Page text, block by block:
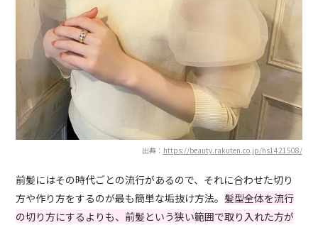
出典： https://beauty.rakuten.co.jp/hs1421508/
前髪にはその時代ごとの流行があるので、それに合わせた切り
方や作り方をするのが最も簡単な垢抜け方法。 髪型全体を流行
の切り方にするよりも、前髪という狭い範囲で取り入れた方が